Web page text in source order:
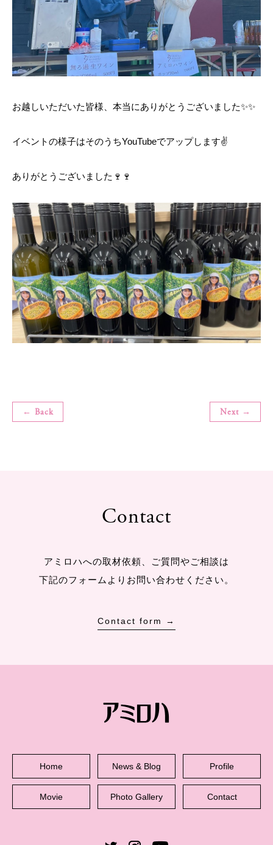
お越しいただいた皆様、本当にありがとうございました✨✨
イベントの様子はそのうちYouTubeでアップします✌️
ありがとうございました🍷🍷
← Back Next →
Contact
アミロハへの取材依頼、ご質問やご相談は
下記のフォームよりお問い合わせください。
Contact form →
Home News & Blog Profile
Movie Photo Gallery Contact